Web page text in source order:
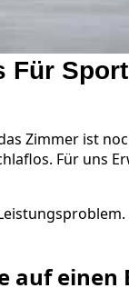
Für
Zimmer ist
Für uns
auf einen